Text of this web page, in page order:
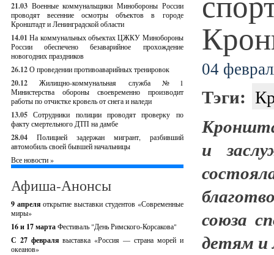
21.03 Военные коммунальщики Минобороны России
проводят весенние осмотры объектов в городе
Кронштадт и Ленинградской области
14.01 На коммунальных объектах ЦЖКУ Минобороны
России обеспечено безаварийное прохождение
новогодних праздников
26.12О проведении противоаварийных тренировок
20.12
Жилищно-коммунальная служба №1
Министерства обороны своевременно производит
работы по отчистке кровель от снега и наледи
13.05 Сотрудники полиции проводят проверку по
факту смертельного ДТП на дамбе
28.04
Полицией задержан мигрант, разбивший
автомобиль своей бывшей начальницы
Все новости »
Афиша-Анонсы
9 апреляоткрытие выставки студентов «Современные
миры»
16 и 17 мартаФестиваль "День Римского-Корсакова"
С 27 февралявыставка «Россия — страна морей и
океанов»
04
Тэги:
и
союза
детям и